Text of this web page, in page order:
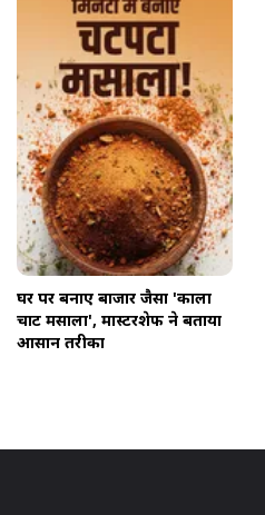
घर पर बनाए बाजार जैसा 'काला
चाट मसाला', मास्टरशेफ ने बताया
आसान तरीका